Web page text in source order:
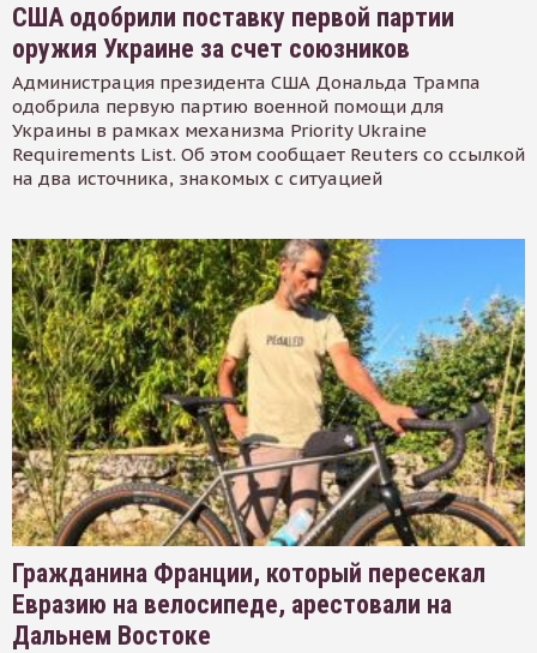
США одобрили поставку первой партии
оружия Украине за счет союзников
Администрация президента США Дональда Трампа
одобрила первую партию военной помощи для
Украины в рамках механизма Priority Ukraine
Requirements List. Об этом сообщает Reuters со ссылкой
на два источника, знакомых с ситуацией
Гражданина Франции, который пересекал
Евразию на велосипеде, арестовали на
Дальнем Востоке